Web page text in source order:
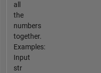
all
the
numbers
together.
Examples:
Input
str